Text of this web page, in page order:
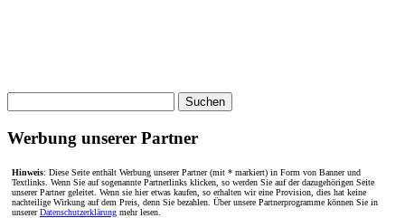
nach:
Werbung unserer Partner
Hinweis: Diese Seite enthält Werbung unserer Partner (mit * markiert) in Form von Banner und
Textlinks. Wenn Sie auf sogenannte Partnerlinks klicken, so werden Sie auf der dazugehörigen Seite
unserer Partner geleitet. Wenn sie hier etwas kaufen, so erhalten wir eine Provision, dies hat keine
nachteilige Wirkung auf dem Preis, denn Sie bezahlen. Über unsere Partnerprogramme können Sie in
unsererDatenschutzerklärung mehr lesen.